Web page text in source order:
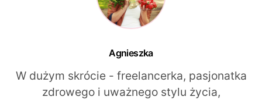
Agnieszka
W dużym skrócie - freelancerka, pasjonatka
zdrowego i uważnego stylu życia,